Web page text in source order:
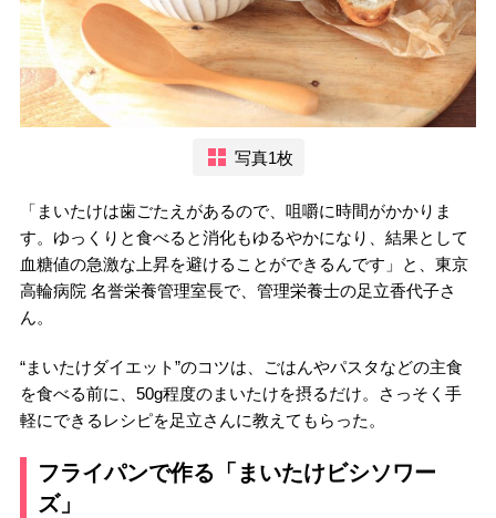
写真1枚
「まいたけは歯ごたえがあるので、咀嚼に時間がかかりま
す。ゆっくりと食べると消化もゆるやかになり、結果として
血糖値の急激な上昇を避けることができるんです」と、東京
高輪病院 名誉栄養管理室長で、管理栄養士の足立香代子さ
ん。
“まいたけダイエット”のコツは、ごはんやパスタなどの主食
を食べる前に、50g程度のまいたけを摂るだけ。さっそく手
軽にできるレシピを足立さんに教えてもらった。
フライパンで作る「まいたけビシソワー
ズ」